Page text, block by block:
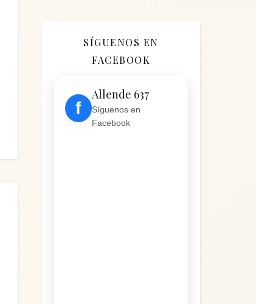
SÍGUENOS EN
FACEBOOK
f
Allende 637
Síguenos en
Facebook